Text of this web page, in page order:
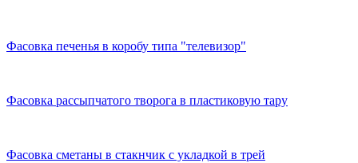
Фасовка печенья в коробу типа "телевизор"
Фасовка рассыпчатого творога в пластиковую тару
Фасовка сметаны в стакнчик с укладкой в трей